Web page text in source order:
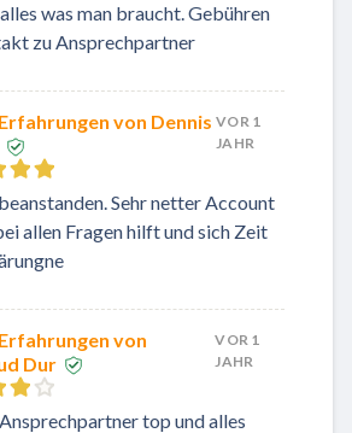
was man braucht. Gebühren
zu Ansprechpartner
von Dennis VOR 1
JAHR
Sehr netter Account
allen Fragen hilft und sich Zeit
von
Dur
VOR 1
JAHR
top und alles